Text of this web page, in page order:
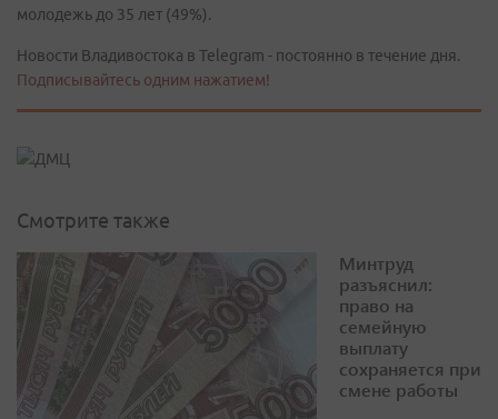
молодежь до 35 лет (49%).
Новости Владивостока в Telegram - постоянно в течение дня.
Подписывайтесь одним нажатием!
Смотрите также
Минтруд
разъяснил:
право на
семейную
выплату
сохраняется при
смене работы